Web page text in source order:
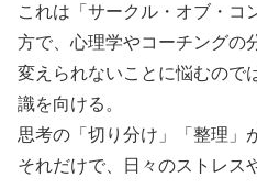
これは「サークル・オブ・コ
方で、心理学やコーチングの
変えられないことに悩むので
識を向ける。
思考の「切り分け」「整理」
それだけで、日々のストレス